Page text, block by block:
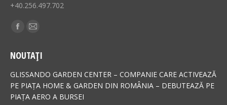
+40.256.497.702
Find us on:
Facebook
opens
in
new
window
Mail
opens
in
new
window
NOUTAȚI
GLISSANDO GARDEN CENTER – COMPANIE CARE ACTIVEAZĂ
PE PIAȚA HOME & GARDEN DIN ROMÂNIA – DEBUTEAZĂ PE
PIAȚA AERO A BURSEI